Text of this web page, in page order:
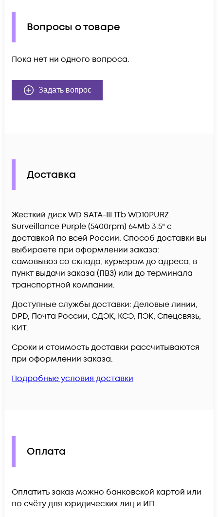
Вопросы о товаре
Пока нет ни одного вопроса.
Задать вопрос
Доставка
Жесткий диск WD SATA-III 1Tb WD10PURZ
Surveillance Purple (5400rpm) 64Mb 3.5" c
доставкой по всей России. Способ доставки вы
выбираете при оформлении заказа:
самовывоз со склада, курьером до адреса, в
пункт выдачи заказа (ПВЗ) или до терминала
транспортной компании.
Доступные службы доставки: Деловые линии,
DPD, Почта России, СДЭК, КСЭ, ПЭК, Спецсвязь,
КИТ.
Сроки и стоимость доставки рассчитываются
при оформлении заказа.
Подробные условия доставки
Оплата
Оплатить заказ можно банковской картой или
по счёту для юридических лиц и ИП.